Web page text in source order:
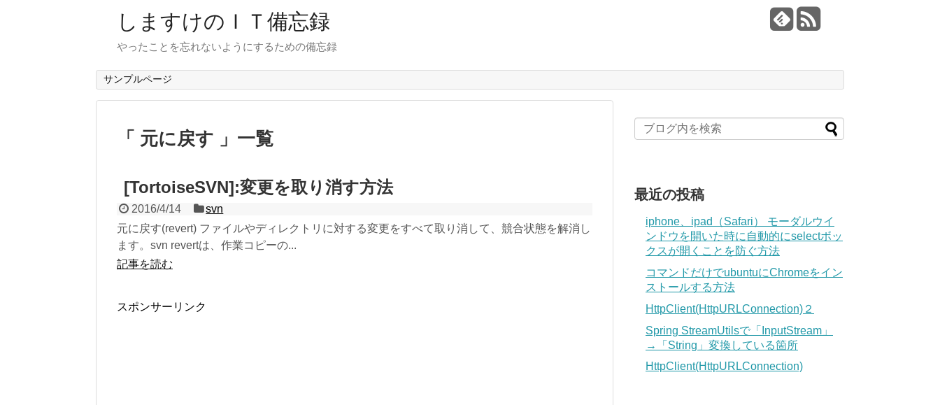
しますけのＩＴ備忘録
やったことを忘れないようにするための備忘録
サンプルページ
「 元に戻す 」一覧
[TortoiseSVN]:変更を取り消す方法
2016/4/14
svn
元に戻す(revert) ファイルやディレクトリに対する変更をすべて取り消して、競合状態を解消し
ます。svn revertは、作業コピーの...
記事を読む
スポンサーリンク
最近の投稿
iphone、ipad（Safari） モーダルウイ
ンドウを開いた時に自動的にselectボッ
クスが開くことを防ぐ方法
コマンドだけでubuntuにChromeをイン
ストールする方法
HttpClient(HttpURLConnection)２
Spring StreamUtilsで「InputStream」
→「String」変換している箇所
HttpClient(HttpURLConnection)